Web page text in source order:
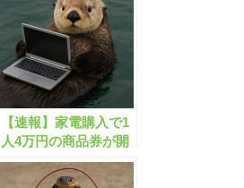
【速報】家電購入で1
人4万円の商品券が開
始します！